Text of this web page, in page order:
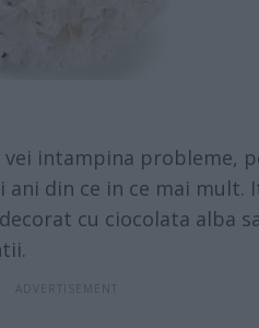
intampina probleme,
din ce in ce mai mult.
cu ciocolata alba